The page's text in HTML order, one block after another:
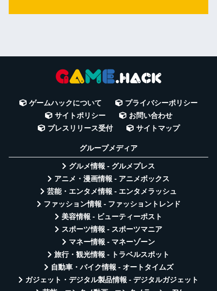
ゲームハックについて
プライバシーポリシー
サイトポリシー
お問い合わせ
プレスリリース受付
サイトマップ
グループメディア
グルメ情報 - グルメプレス
アニメ・漫画情報 - アニメボックス
芸能・エンタメ情報 - エンタメラッシュ
ファッション情報 - ファッショントレンド
美容情報 - ビューティーポスト
スポーツ情報 - スポーツマニア
マネー情報 - マネーゾーン
旅行・観光情報 - トラベルスポット
自動車・バイク情報 - オートタイムズ
ガジェット・デジタル製品情報 - デジタルガジェット